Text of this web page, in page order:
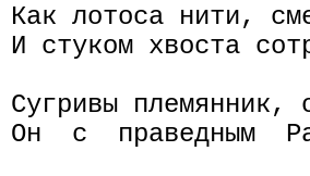
Как лотоса нити,
И стуком хвоста
Сугривы племянник,
Он  с  праведным